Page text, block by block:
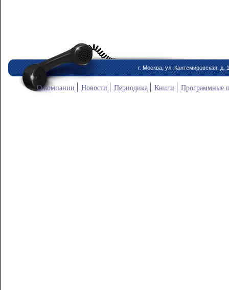
г. Москва, ул. Кантемировская, д.
О компании Новости Периодика Книги Программные